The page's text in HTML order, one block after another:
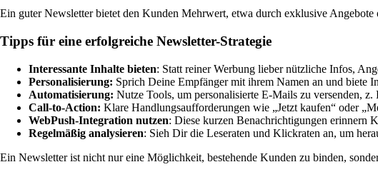
Ein guter Newsletter bietet den Kunden Mehrwert, etwa durch exklusive
Tipps für eine erfolgreiche Newsletter-Strategie
Interessante Inhalte bieten: Statt reiner Werbung lieber nützliche Infos,
Personalisierung: Sprich Deine Empfänger mit ihrem Namen an und biete
Automatisierung: Nutze Tools, um personalisierte E-Mails zu versenden,
Call-to-Action: Klare Handlungsaufforderungen wie „Jetzt kaufen“ oder
WebPush-Integration nutzen: Diese kurzen Benachrichtigungen erinnern
Regelmäßig analysieren: Sieh Dir die Leseraten und Klickraten an, um
Ein Newsletter ist nicht nur eine Möglichkeit, bestehende Kunden zu binden,